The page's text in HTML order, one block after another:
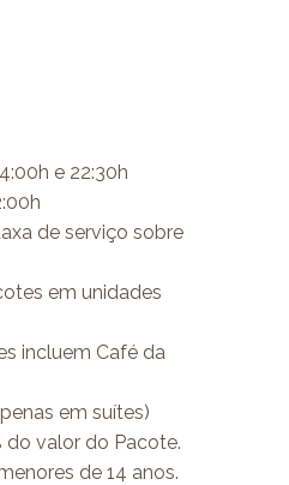
e 22:30h
de serviço sobre
em unidades
incluem Café da
em suítes)
do valor do Pacote.
de 14 anos.